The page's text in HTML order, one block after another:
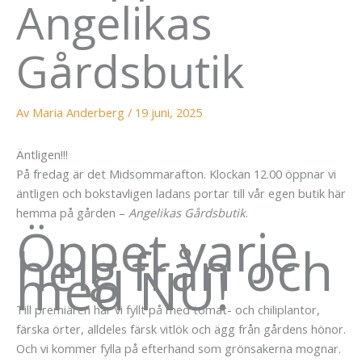
Angelikas
Gårdsbutik
Av Maria Anderberg / 19 juni, 2025
Äntligen!!!
På fredag är det Midsommarafton. Klockan 12.00 öppnar vi
äntligen och bokstavligen ladans portar till vår egen butik här
hemma på gården – Angelikas Gårdsbutik.
Öppet varje
helg från och
med NU!
Till premiären har vi fyllt på med tomat- och chiliplantor,
färska örter, alldeles färsk vitlök och ägg från gårdens hönor.
Och vi kommer fylla på efterhand som grönsakerna mognar.